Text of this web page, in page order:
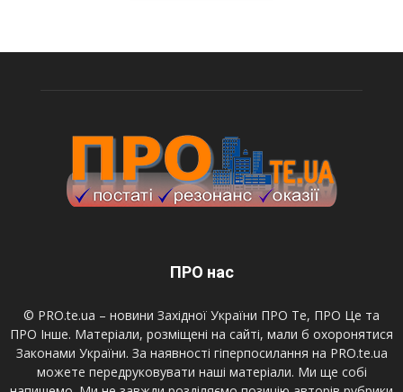
ПРО нас
© PRO.te.ua – новини Західної України ПРО Те, ПРО Це та
ПРО Інше. Матеріали, розміщені на сайті, мали б охоронятися
Законами України. За наявності гіперпосилання на PRO.te.ua
можете передруковувати наші матеріали. Ми ще собі